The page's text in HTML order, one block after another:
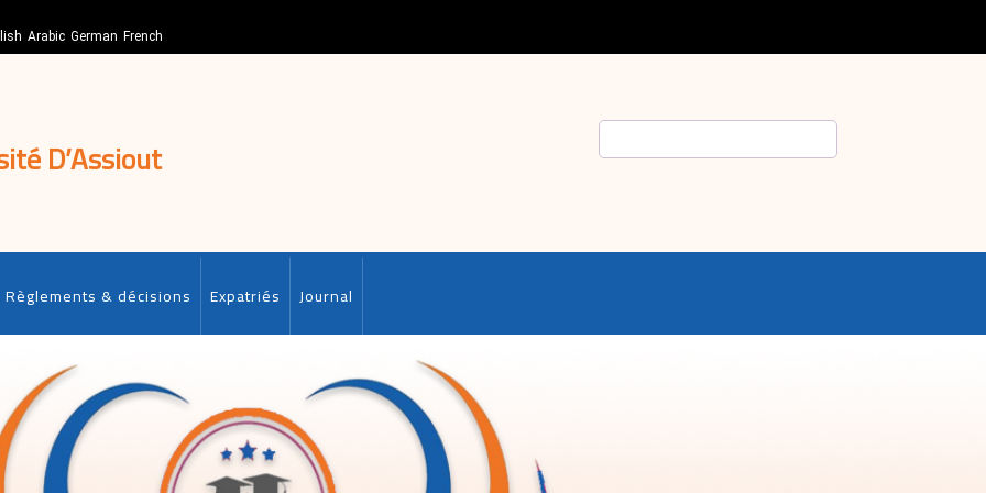
Arabic German French
D’Assiout
Règlements & décisions Expatriés Journal